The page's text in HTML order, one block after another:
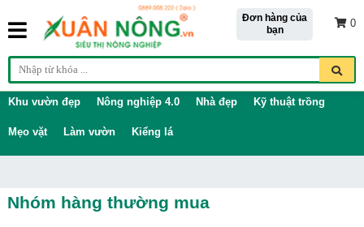
Đơn hàng của
bạn
0
Khu vườn đẹp Nông nghiệp 4.0 Nhà đẹp Kỹ thuật trồng
Mẹo vặt Làm vườn Kiểng lá
Nhóm hàng thường mua